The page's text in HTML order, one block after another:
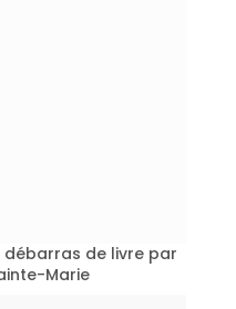
de livre par
Marie